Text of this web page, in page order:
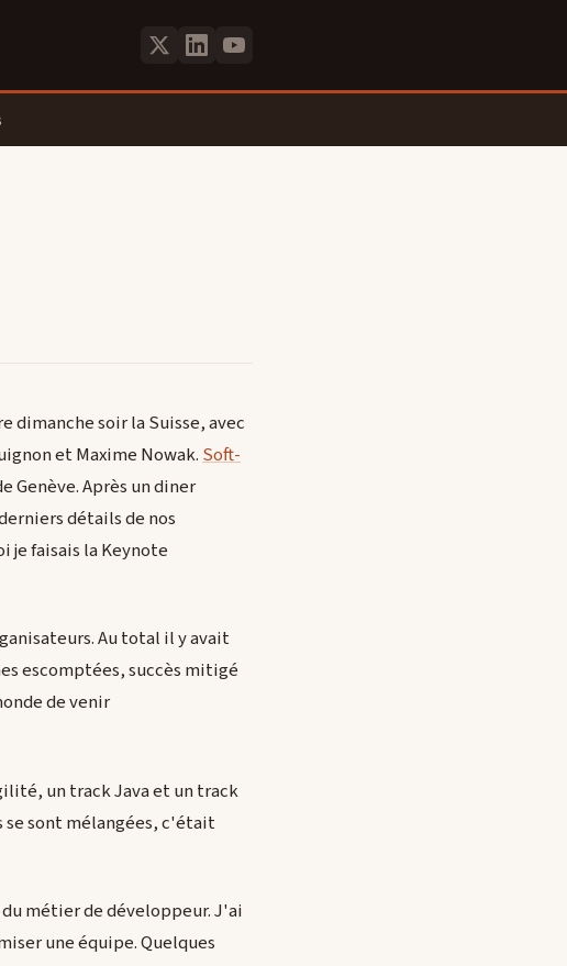
dimanche soir la Suisse, avec
et Maxime Nowak. Soft-
Genève. Après un diner
détails de nos
je faisais la Keynote
Au total il y avait
escomptées, succès mitigé
de venir
un track Java et un track
se sont mélangées, c'était
métier de développeur. J'ai
une équipe. Quelques